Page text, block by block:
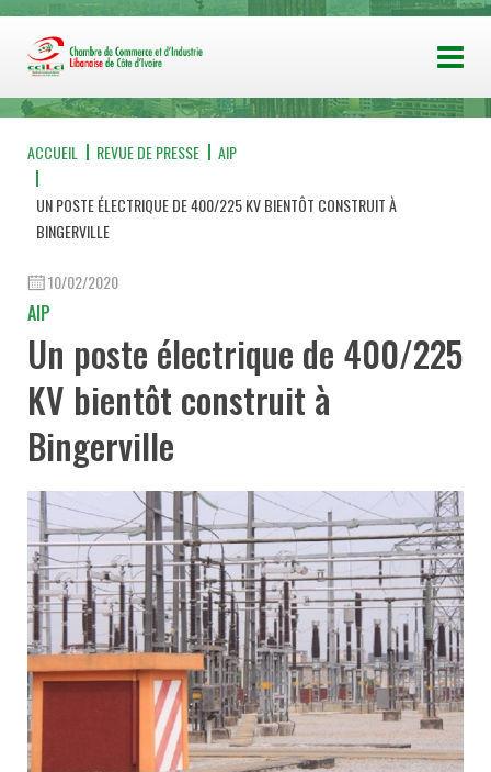
ACCUEIL REVUE DE PRESSE AIP
UN POSTE ÉLECTRIQUE DE 400/225 KV BIENTÔT CONSTRUIT À
BINGERVILLE
10/02/2020
AIP
Un poste électrique de 400/225
KV bientôt construit à
Bingerville